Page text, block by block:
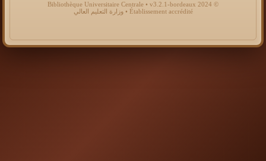
© 2024 Bibliothèque Universitaire Centrale • v3.2.1-bordeaux
Établissement accrédité • وزارة التعليم العالي